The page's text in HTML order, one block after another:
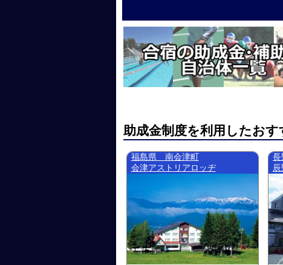
助成金制度を利用したおす
福島県 南会津町
会津アストリアロッヂ